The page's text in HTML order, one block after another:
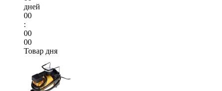
дней
00
:
00
00
Товар дня